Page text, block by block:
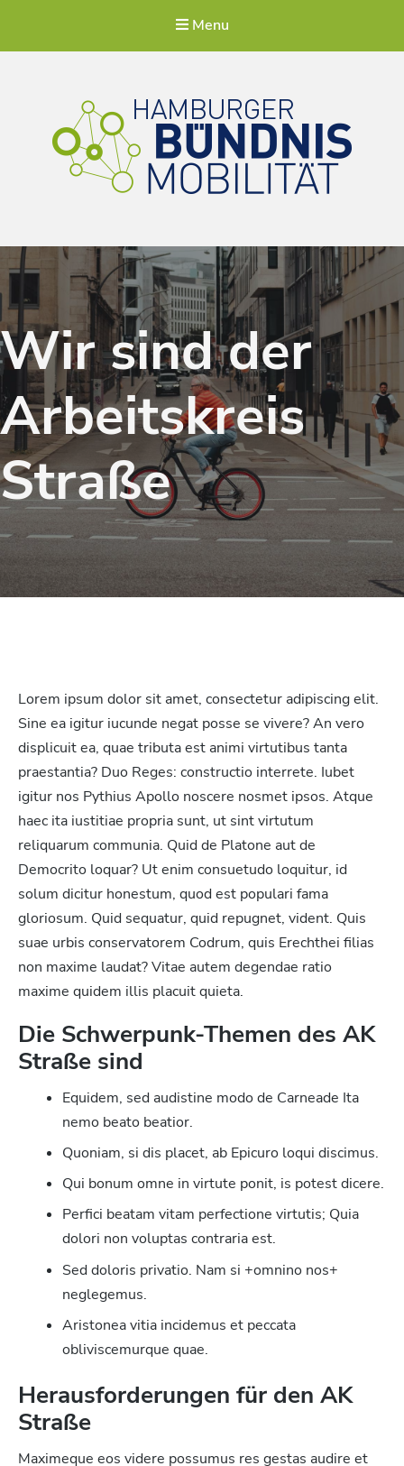
Menu
Wir sind der
Arbeitskreis
Straße
Lorem ipsum dolor sit amet, consectetur adipiscing elit.
Sine ea igitur iucunde negat posse se vivere? An vero
displicuit ea, quae tributa est animi virtutibus tanta
praestantia? Duo Reges: constructio interrete. Iubet
igitur nos Pythius Apollo noscere nosmet ipsos. Atque
haec ita iustitiae propria sunt, ut sint virtutum
reliquarum communia. Quid de Platone aut de
Democrito loquar? Ut enim consuetudo loquitur, id
solum dicitur honestum, quod est populari fama
gloriosum. Quid sequatur, quid repugnet, vident. Quis
suae urbis conservatorem Codrum, quis Erechthei filias
non maxime laudat? Vitae autem degendae ratio
maxime quidem illis placuit quieta.
Die Schwerpunk-Themen des AK
Straße sind
Equidem, sed audistine modo de Carneade Ita
nemo beato beatior.
Quoniam, si dis placet, ab Epicuro loqui discimus.
Qui bonum omne in virtute ponit, is potest dicere.
Perfici beatam vitam perfectione virtutis; Quia
dolori non voluptas contraria est.
Sed doloris privatio. Nam si +omnino nos+
neglegemus.
Aristonea vitia incidemus et peccata
obliviscemurque quae.
Herausforderungen für den AK
Straße
Maximeque eos videre possumus res gestas audire et